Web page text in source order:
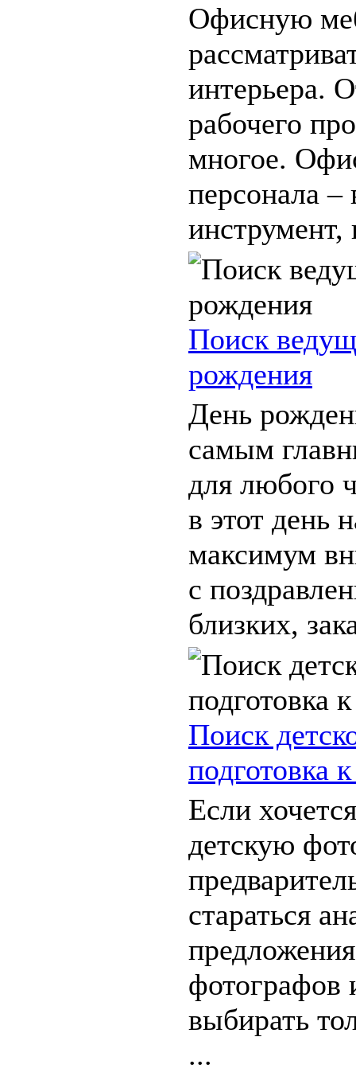
Офисную
интерьера.
рабочего
многое.
персонала
инструмент,
Поиск
рождения
День
самым
для любого
в этот день
максимум
с
близких,
Поиск
подготовка
Если
детскую
стараться
фотографов
выбирать
...